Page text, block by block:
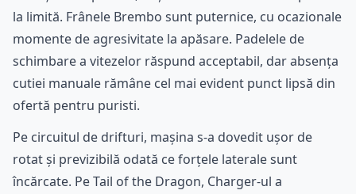
la limită. Frânele Brembo sunt puternice, cu ocazionale
momente de agresivitate la apăsare. Padelele de
schimbare a vitezelor răspund acceptabil, dar absența
cutiei manuale rămâne cel mai evident punct lipsă din
ofertă pentru puristi.
Pe circuitul de drifturi, mașina s-a dovedit ușor de
rotat și previzibilă odată ce forțele laterale sunt
încărcate. Pe Tail of the Dragon, Charger-ul a